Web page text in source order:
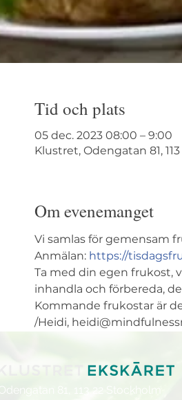
Tid och plats
05 dec. 2023 08:00 – 9:00
Klustret, Odengatan 81,
Om evenemanget
Vi samlas för gemensam
Anmälan: https://
Ta med din egen frukost,
inhandla och förbereda,
Kommande frukostar är
/Heidi,
81, 113 22 Stockholm